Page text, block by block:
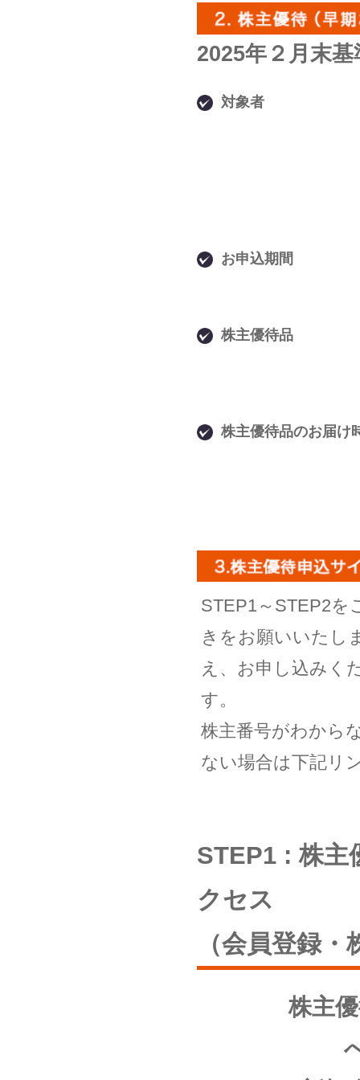
2025年２月末
対象者
お申込期間
株主優待品
株主優待品のお届け
STEP1～STEP2を
きをお願いいたし
え、お申し込みく
す。
株主番号がわから
ない場合は下記リ
STEP1 : 株主
クセス
（会員登録
株主